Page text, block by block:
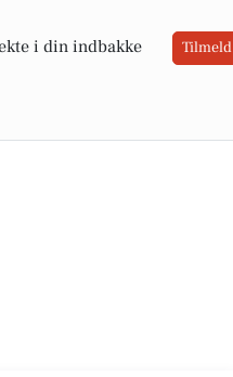
i din indbakke Tilmeld